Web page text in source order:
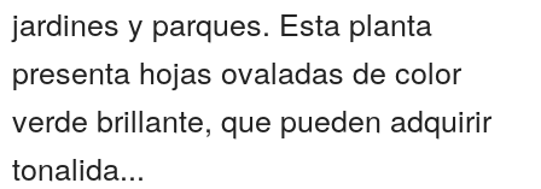
jardines y parques. Esta planta
presenta hojas ovaladas de color
verde brillante, que pueden adquirir
tonalida...